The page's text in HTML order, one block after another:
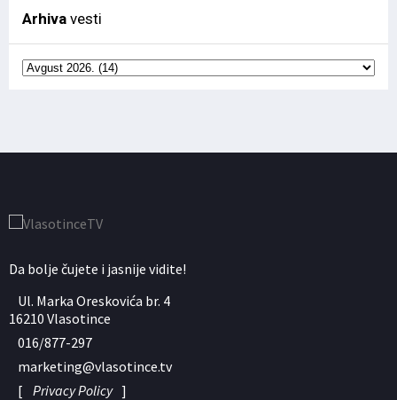
Arhiva vesti
Da bolje čujete i jasnije vidite!
Ul. Marka Oreskovića br. 4
16210 Vlasotince
016/877-297
marketing@vlasotince.tv
[ Privacy Policy ]